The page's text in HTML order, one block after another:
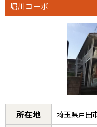
堀川コーポ
所在地 埼玉県戸田